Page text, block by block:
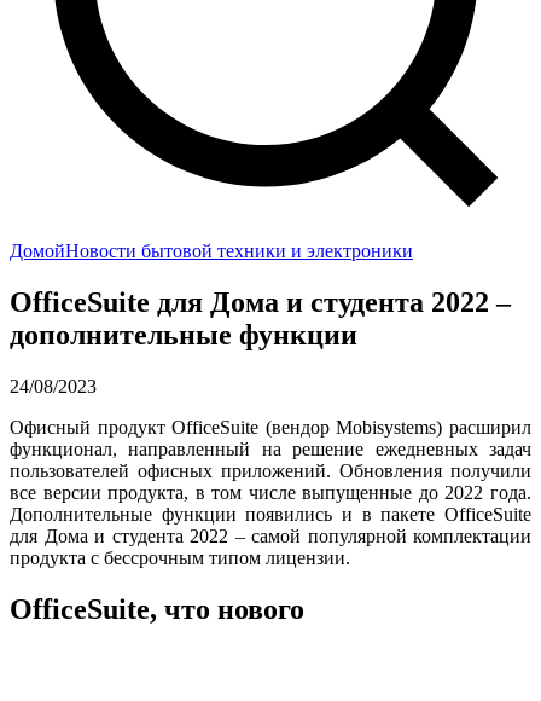
ДомойНовости бытовой техники и электроники
OfficeSuite для Дома и студента 2022 –
дополнительные функции
24/08/2023
Офисный продукт OfficeSuite (вендор Mobisystems) расширил
функционал, направленный на решение ежедневных задач
пользователей офисных приложений. Обновления получили
все версии продукта, в том числе выпущенные до 2022 года.
Дополнительные функции появились и в пакете OfficeSuite
для Дома и студента 2022 – самой популярной комплектации
продукта с бессрочным типом лицензии.
OfficeSuite, что нового